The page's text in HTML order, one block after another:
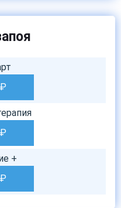
₽
₽
+
₽